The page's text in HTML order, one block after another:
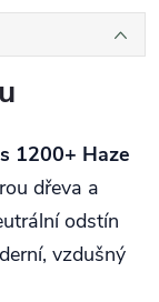
1200+ Haze
dřeva a
odstín
vzdušný